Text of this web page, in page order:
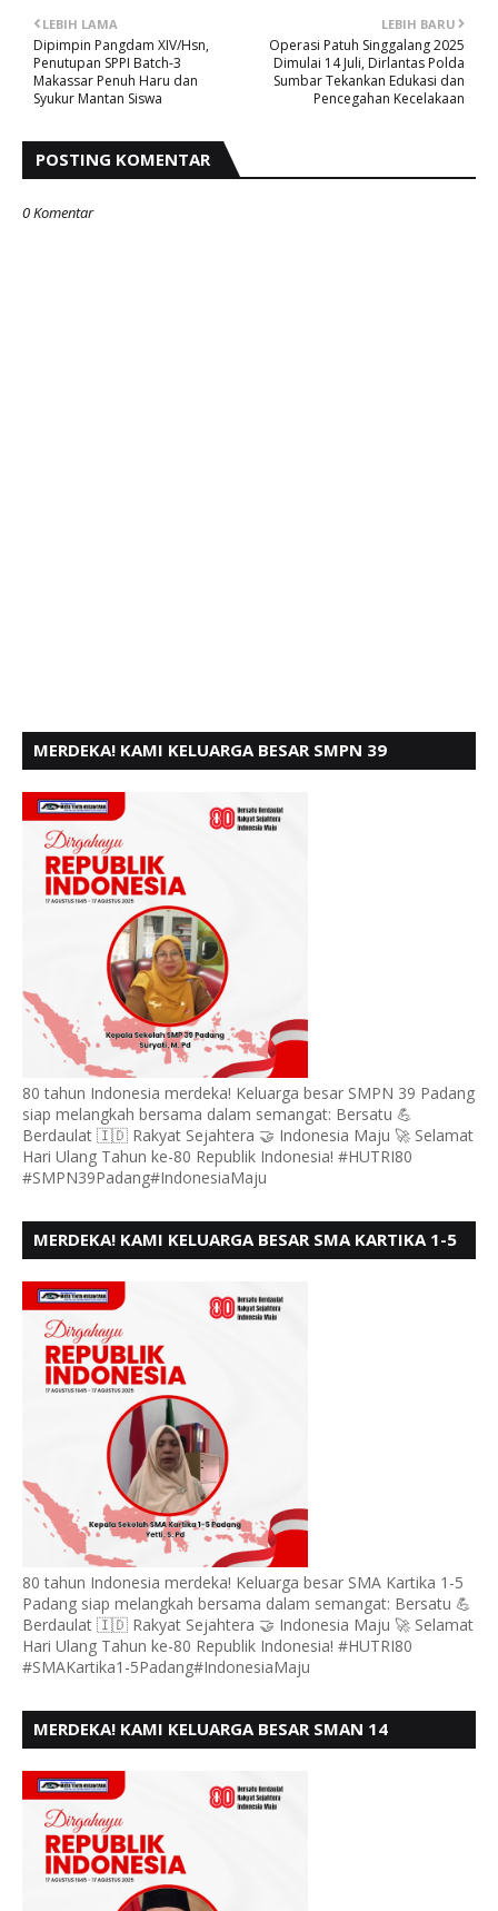
LEBIH BARU
Operasi Patuh Singgalang 2025
Dimulai 14 Juli, Dirlantas Polda
Sumbar Tekankan Edukasi dan
Pencegahan Kecelakaan
LEBIH LAMA
Dipimpin Pangdam XIV/Hsn,
Penutupan SPPI Batch-3
Makassar Penuh Haru dan
Syukur Mantan Siswa
POSTING KOMENTAR
0 Komentar
MERDEKA! KAMI KELUARGA BESAR SMPN 39
80 tahun Indonesia merdeka! Keluarga besar SMPN 39 Padang
siap melangkah bersama dalam semangat: Bersatu 💪
Berdaulat 🇮🇩 Rakyat Sejahtera 🤝 Indonesia Maju 🚀 Selamat
Hari Ulang Tahun ke-80 Republik Indonesia! #HUTRI80
#SMPN39Padang#IndonesiaMaju
MERDEKA! KAMI KELUARGA BESAR SMA KARTIKA 1-5
BERSATU BERD
80 tahun Indonesia merdeka! Keluarga besar SMA Kartika 1-5
Padang siap melangkah bersama dalam semangat: Bersatu 💪
Berdaulat 🇮🇩 Rakyat Sejahtera 🤝 Indonesia Maju 🚀 Selamat
Hari Ulang Tahun ke-80 Republik Indonesia! #HUTRI80
#SMAKartika1-5Padang#IndonesiaMaju
MERDEKA! KAMI KELUARGA BESAR SMAN 14